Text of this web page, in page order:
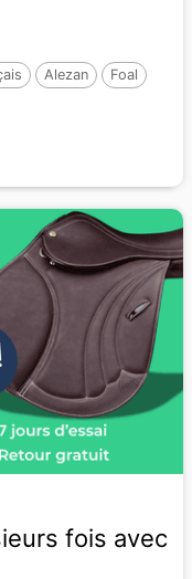
Alezan
Foal
fois avec